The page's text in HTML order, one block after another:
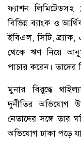
ফ্যাশন লিমিটেডসহ
বিভিন্ন ব্যাংক ও
ইবিএল, সিটি,
থেকে ঋণ নিয়ে
পাচার করেন। তাদের
মুনার বিরুদ্ধে
দুর্নীতির অভিযোগ
নেতাদের সঙ্গে তার
অভিযোগ ঢাকা পড়ে